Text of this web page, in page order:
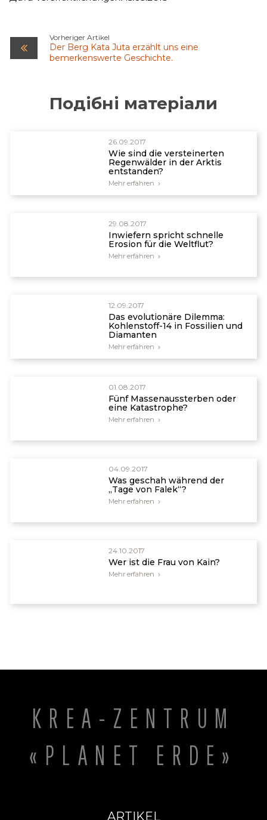
Vorheriger Artikel
Der Berg Kata Juta erzählt uns eine
bemerkenswerte Geschichte.
Подібні матеріали
26.09.2017
Wie sind die versteinerten
Regenwälder in der Arktis
entstanden?
Mehr erfahren
29.08.2017
Inwiefern spricht schnelle
Erosion für die Weltflut?
Mehr erfahren
12.09.2017
Das evolutionäre Dilemma:
Kohlenstoff-14 in Fossilien und
Diamanten
Mehr erfahren
01.08.2017
Fünf Massenaussterben oder
eine Katastrophe?
Mehr erfahren
04.09.2017
Was geschah während der
„Tage von Falek“?
Mehr erfahren
24.10.2017
Wer ist die Frau von Kain?
Mehr erfahren
KREA-ZENTRUM
«PLANET ERDE»
ARTIKEL